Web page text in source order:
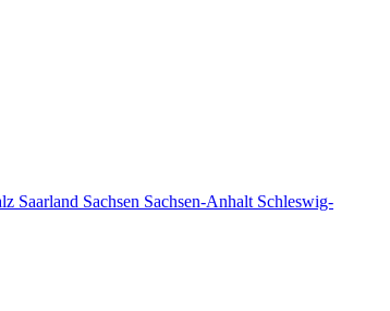
Saarland Sachsen Sachsen-Anhalt Schleswig-